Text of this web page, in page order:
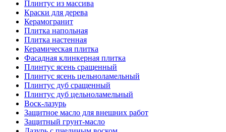
Плинтус из массива
Краски для дерева
Керамогранит
Плитка напольная
Плитка настенная
Керамическая плитка
Фасадная клинкерная плитка
Плинтус ясень сращенный
Плинтус ясень цельноламельный
Плинтус дуб сращенный
Плинтус дуб цельноламельный
Воск-лазурь
Защитное масло для внешних работ
Защитный грунт-масло